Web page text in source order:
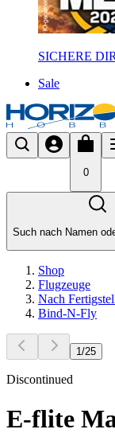
SICHERE
Sale
0
Such nach Namen
Shop
Flugzeuge
Nach
Bind-N-Fly
1/25
Discontinued
E-flite